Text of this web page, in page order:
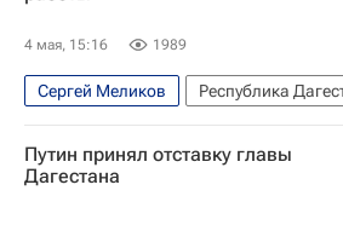
4 мая, 15:16 1989
Сергей Меликов
Республика
Федор Щукин
Россия
Политика
Путин принял отставку главы
Дагестана